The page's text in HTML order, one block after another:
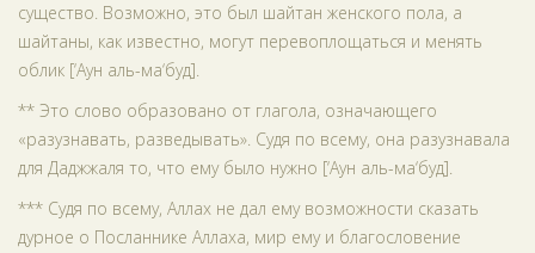
существо. Возможно, это был шайтан женского пола, а
шайтаны, как известно, могут перевоплощаться и менять
облик [‘Аун аль-ма‘буд].
** Это слово образовано от глагола, означающего
«разузнавать, разведывать». Судя по всему, она разузнавала
для Даджжаля то, что ему было нужно [‘Аун аль-ма‘буд].
*** Судя по всему, Аллах не дал ему возможности сказать
дурное о Посланнике Аллаха, мир ему и благословение